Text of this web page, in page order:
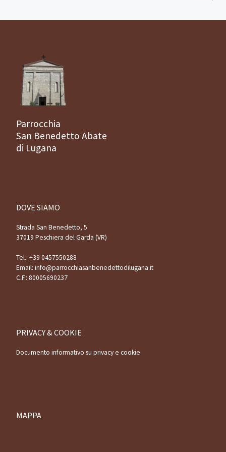
Parrocchia
San Benedetto Abate
di Lugana
DOVE SIAMO
Strada San Benedetto, 5
37019 Peschiera del Garda (VR)
Tel.: +39 0457550288
Email: info@parrocchiasanbenedettodilugana.it
C.F.: 80005690237
PRIVACY & COOKIE
Documento informativo su privacy e cookie
MAPPA